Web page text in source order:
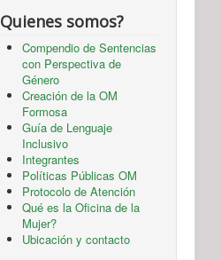
Quienes somos?
Compendio de Sentencias
con Perspectiva de
Género
Creación de la OM
Formosa
Guía de Lenguaje
Inclusivo
Integrantes
Políticas Públicas OM
Protocolo de Atención
Qué es la Oficina de la
Mujer?
Ubicación y contacto